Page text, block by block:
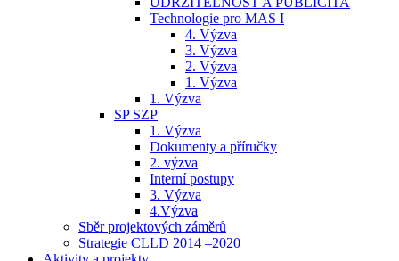
Technologie pro MAS I
4. Výzva
3. Výzva
2. Výzva
1. Výzva
1. Výzva
SP SZP
1. Výzva
Dokumenty a příručky
2. výzva
Interní postupy
3. Výzva
4.Výzva
Sběr projektových záměrů
Strategie CLLD 2014 –2020